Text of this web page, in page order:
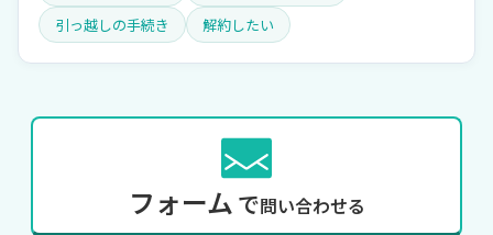
引っ越しの手続き
解約したい
フォーム で問い合わせる